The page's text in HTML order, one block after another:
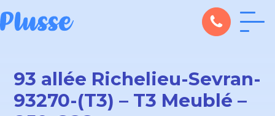
93 allée Richelieu-Sevran-
93270-(T3) – T3 Meublé –